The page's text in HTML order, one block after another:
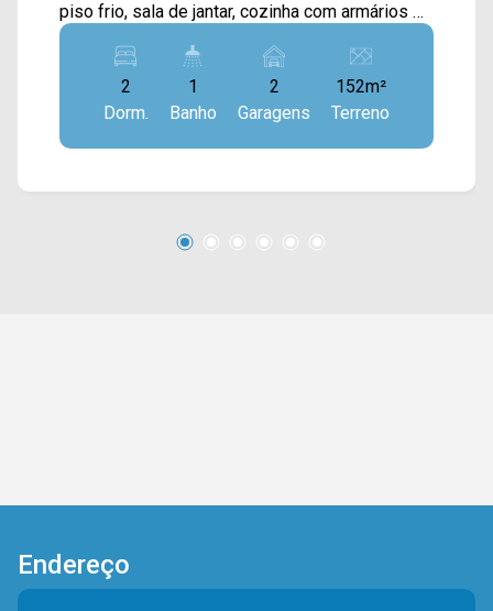
piso frio, sala de jantar, cozinha com armários e
área de serviço externa. > 02 quartos; > 01
banheiro social; > 02 vagas de garagem.
Localizado próximo à Rua São Salvador, Av.
Brasil, Av. de Cillo e Rod. Luiz de Queiroz. Esta
região conta com Viva Bakery, praças,
Donald`s, Senai, Parque Ecológico e
com a equipe da Arbix Imóveis e agende a sua
2
Dorm.
1
Banho
2
Garagens
152m²
Terreno
Endereço